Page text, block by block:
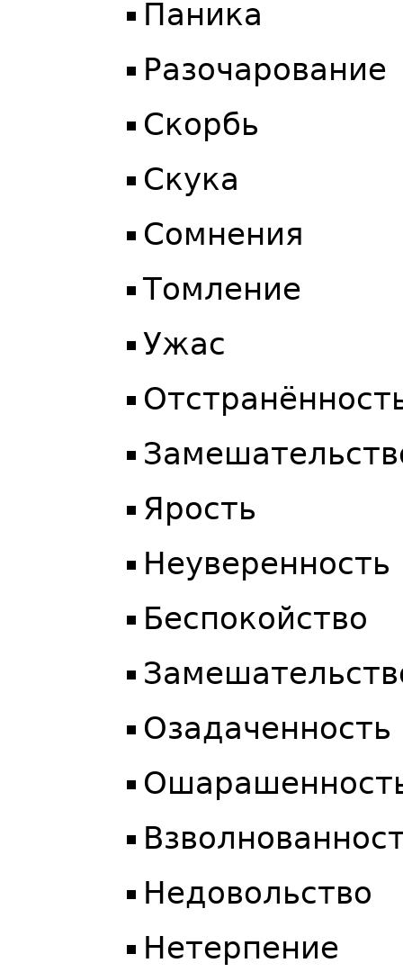
Паника
Разочарование
Скорбь
Скука
Сомнения
Томление
Ужас
Ярость
Неуверенность
Беспокойство
Озадаченность
Недовольство
Нетерпение